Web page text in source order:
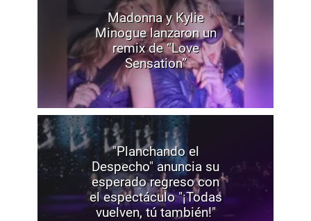
Madonna y Kylie
Minogue lanzaron un
remix de “Love
Sensation”
"Planchando el
Despecho" anuncia su
esperado regreso con
el espectáculo "¡Todas
vuelven, tú también!"